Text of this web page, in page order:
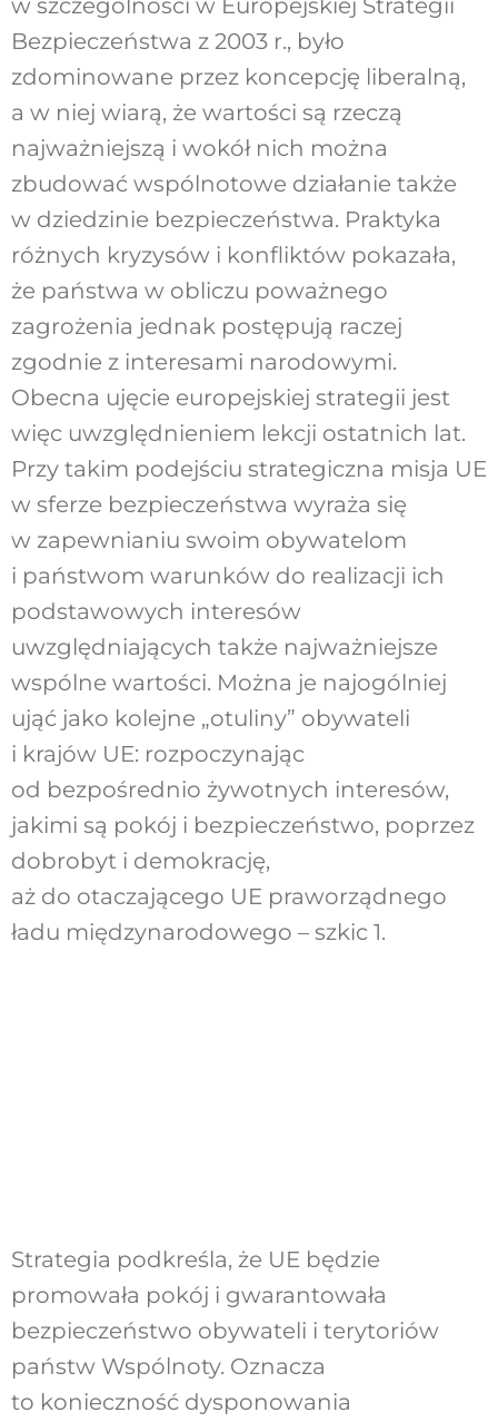
w szczególności w Europejskiej Strategii
Bezpieczeństwa z 2003 r., było
zdominowane przez koncepcję liberalną,
a w niej wiarą, że wartości są rzeczą
najważniejszą i wokół nich można
zbudować wspólnotowe działanie także
w dziedzinie bezpieczeństwa. Praktyka
różnych kryzysów i konfliktów pokazała,
że państwa w obliczu poważnego
zagrożenia jednak postępują raczej
zgodnie z interesami narodowymi.
Obecna ujęcie europejskiej strategii jest
więc uwzględnieniem lekcji ostatnich lat.
Przy takim podejściu strategiczna misja UE
w sferze bezpieczeństwa wyraża się
w zapewnianiu swoim obywatelom
i państwom warunków do realizacji ich
podstawowych interesów
uwzględniających także najważniejsze
wspólne wartości. Można je najogólniej
ująć jako kolejne „otuliny” obywateli
i krajów UE: rozpoczynając
od bezpośrednio żywotnych interesów,
jakimi są pokój i bezpieczeństwo, poprzez
dobrobyt i demokrację,
aż do otaczającego UE praworządnego
ładu międzynarodowego – szkic 1.
Strategia podkreśla, że UE będzie
promowała pokój i gwarantowała
bezpieczeństwo obywateli i terytoriów
państw Wspólnoty. Oznacza
to konieczność dysponowania